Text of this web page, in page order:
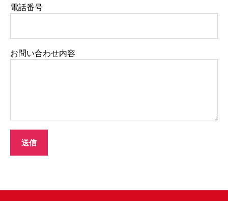
電話番号
お問い合わせ内容